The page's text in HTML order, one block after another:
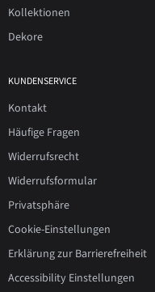
Kollektionen
Dekore
KUNDENSERVICE
Kontakt
Häufige Fragen
Widerrufsrecht
Widerrufsformular
Privatsphäre
Cookie-Einstellungen
Erklärung zur Barrierefreiheit
Accessibility Einstellungen